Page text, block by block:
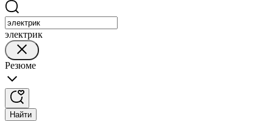
электрик
Резюме
Найти